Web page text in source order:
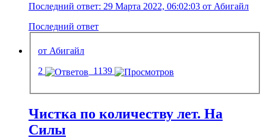
Последний ответ: 29 Марта 2022, 06:02:03 от Абигайл
Последний ответ
от Абигайл
2
1139
Чистка по количеству лет. На
Силы